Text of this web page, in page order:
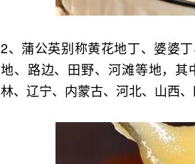
2、蒲公英别称黄花地丁、婆婆
地、路边、田野、河滩等地，
林、辽宁、内蒙古、河北、山西